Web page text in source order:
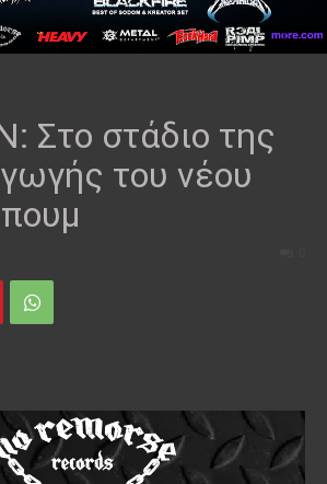
Στο στάδιο της
του νέου